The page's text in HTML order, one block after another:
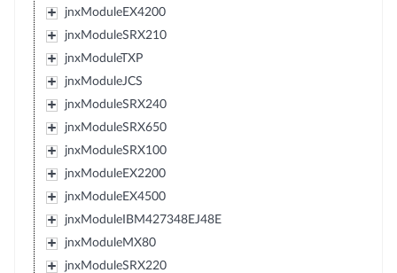
jnxModuleEX4200
jnxModuleSRX210
jnxModuleTXP
jnxModuleJCS
jnxModuleSRX240
jnxModuleSRX650
jnxModuleSRX100
jnxModuleEX2200
jnxModuleEX4500
jnxModuleIBM427348EJ48E
jnxModuleMX80
jnxModuleSRX220